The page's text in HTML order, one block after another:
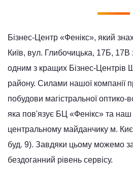
Бізнес-Центр «Фенікс», який
Київ, вул. Глибочицька, 17Б,
одним з кращих Бізнес-Центрів
району. Силами нашої компанії
побудови магістральної оптико-
яка пов'язує БЦ «Фенікс» та
центральному майданчику м.
буд. 9). Завдяки цьому можемо
бездоганний рівень сервісу.